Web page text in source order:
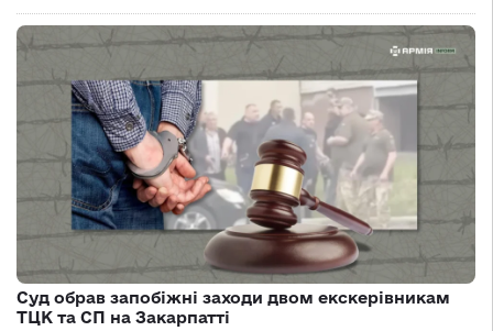
Суд обрав запобіжні заходи двом екскерівникам
ТЦК та СП на Закарпатті